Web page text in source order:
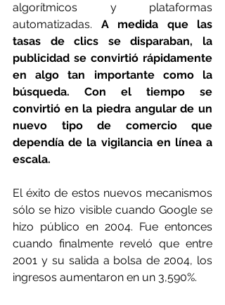
algorítmicos y plataformas
automatizadas. A medida que las
tasas de clics se disparaban, la
publicidad se convirtió rápidamente
en algo tan importante como la
búsqueda. Con el tiempo se
convirtió en la piedra angular de un
nuevo tipo de comercio que
dependía de la vigilancia en línea a
escala.
El éxito de estos nuevos mecanismos
sólo se hizo visible cuando Google se
hizo público en 2004. Fue entonces
cuando finalmente reveló que entre
2001 y su salida a bolsa de 2004, los
ingresos aumentaron en un 3,590%.